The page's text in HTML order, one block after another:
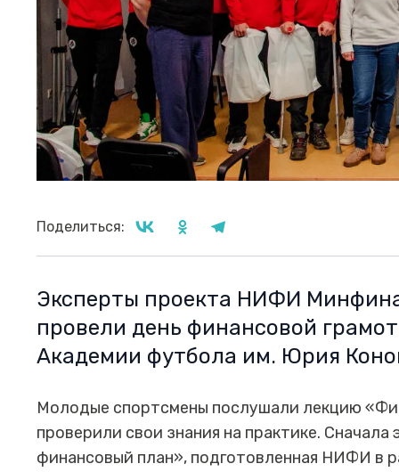
Поделиться:
Эксперты проекта НИФИ
провели день финансовой
Академии футбола им. Юрия
Молодые спортсмены послушали лекцию
проверили свои знания на практике.
финансовый план», подготовленная НИФИ в